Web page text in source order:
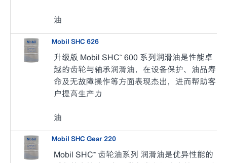
油
Mobil SHC 626
升级版 Mobil SHC™ 600 系列润滑油是性能卓
越的齿轮与轴承润滑油，在设备保护、油品寿
命及无故障操作等方面表现杰出，进而帮助客
户提高生产力
油
Mobil SHC Gear 220
Mobil SHC™ 齿轮油系列 润滑油是优异性能的